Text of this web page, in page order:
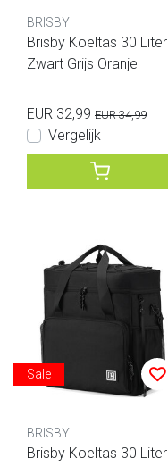
BRISBY
Brisby Koeltas 30 Liter
Zwart Grijs Oranje
EUR 32,99 EUR 34,99
Vergelijk
Sale
BRISBY
Brisby Koeltas 30 Liter